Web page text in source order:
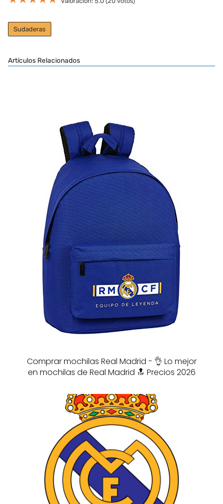
Sudaderas
Artículos Relacionados
Comprar mochilas Real Madrid - 👌 Lo mejor
en mochilas de Real Madrid 🔝 Precios 2026